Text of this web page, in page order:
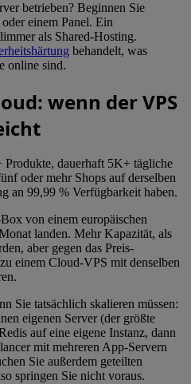
betrieben? Beginnen Sie
einem Panel. Ein
als Shared-Hosting.
behandelt, was
online sind.
wenn der VPS
dauerhaft 5K+ tägliche
oder mehr Shops auf derselben
an 99,99 % Verfügbarkeit haben.
von einem europäischen
landen. Mehr Kapazität, als
aber gegen das Preis-
einem Cloud-VPS mit denselben
Sie tatsächlich skalieren müssen:
eigenen Server (der größte
auf eine eigene Instanz, dann
mit mehreren App-Servern
Sie außerdem geteilten
springen Sie nicht voraus.